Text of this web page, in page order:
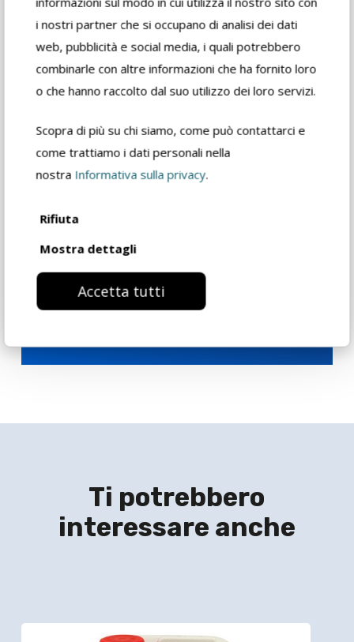
i nostri partner che si occupano di analisi dei dati
web, pubblicità e social media, i quali potrebbero
combinarle con altre informazioni che ha fornito loro
o che hanno raccolto dal suo utilizzo dei loro servizi.
Scopra di più su chi siamo, come può contattarci e
come trattiamo i dati personali nella
nostra Informativa sulla privacy.
Rifiuta
Mostra dettagli
Accetta tutti
Download
Scheda di
sicurezza
Scheda tecnica
rivenditore
Richiedi informazioni
Ti potrebbero
interessare anche